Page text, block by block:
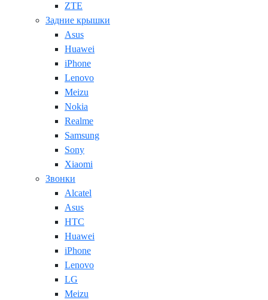
ZTE
Задние крышки
Asus
Huawei
iPhone
Lenovo
Meizu
Nokia
Realme
Samsung
Sony
Xiaomi
Звонки
Alcatel
Asus
HTC
Huawei
iPhone
Lenovo
LG
Meizu